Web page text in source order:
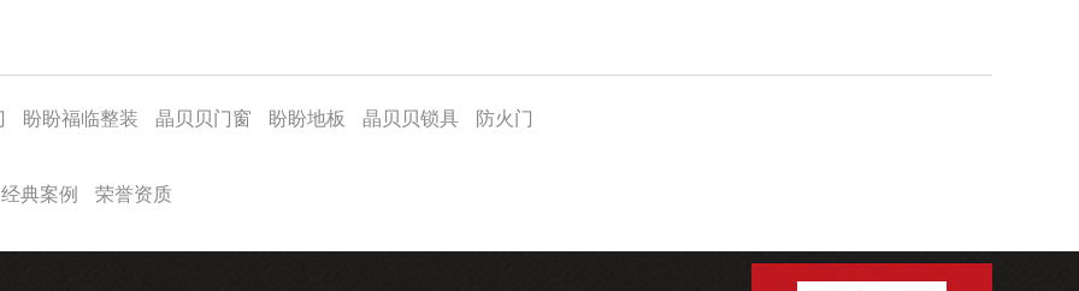
盼盼福临整装 晶贝贝门窗 盼盼地板 晶贝贝锁具 防火门
经典案例 荣誉资质